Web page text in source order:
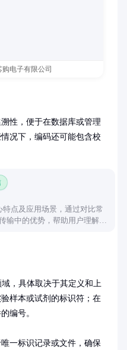
电子有限公司
性，便于在数据库或管理
况下，编码还可能包含校
点及应用场景，通过对比常
输中的优势，帮助用户理解其
，具体取决于其定义和上
样本或试剂的标识符；在
编号。
一标识记录或文件，确保